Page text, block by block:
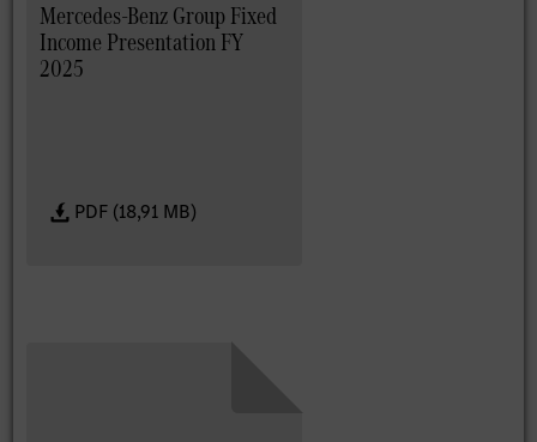
Mercedes-Benz Group Fixed
Income Presentation FY
2025
PDF (18,91 MB)